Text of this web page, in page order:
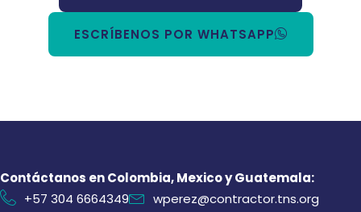
ESCRÍBENOS POR WHATSAPP
Contáctanos en Colombia, Mexico y Guatemala:
+57 304 6664349
wperez@contractor.tns.org